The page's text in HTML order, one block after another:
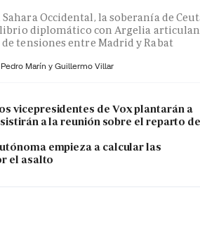
Occidental, la soberanía de
diplomático con Argelia articulan
tensiones entre Madrid y Rabat
Pedro Marín y Guillermo Villar
vicepresidentes de Vox plantarán a
a la reunión sobre el reparto
empieza a calcular las
el asalto